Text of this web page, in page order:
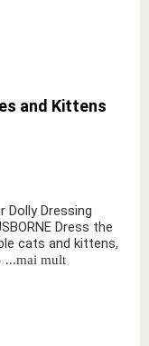
and Kittens
Dolly Dressing
Dress the
cats and kittens,
...mai mult